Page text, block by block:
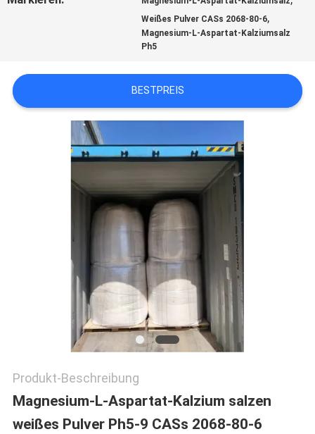
IN
VERBINDUNG
FORDERN
SITEMAP
DATENSCHUTZRICHTLINIE
Weißes Pulver CASs 2068-80-6,
Magnesium-L-Aspartat-Kalziumsalz
Ph5
BESTPREIS
Produkt-Beschreibung
Magnesium-L-Aspartat-Kalzium salzen
weißes Pulver Ph5-9 CASs 2068-80-6